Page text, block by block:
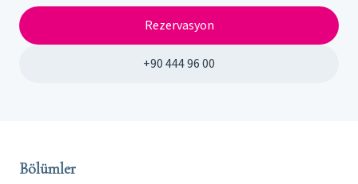
Rezervasyon
+90 444 96 00
Bölümler